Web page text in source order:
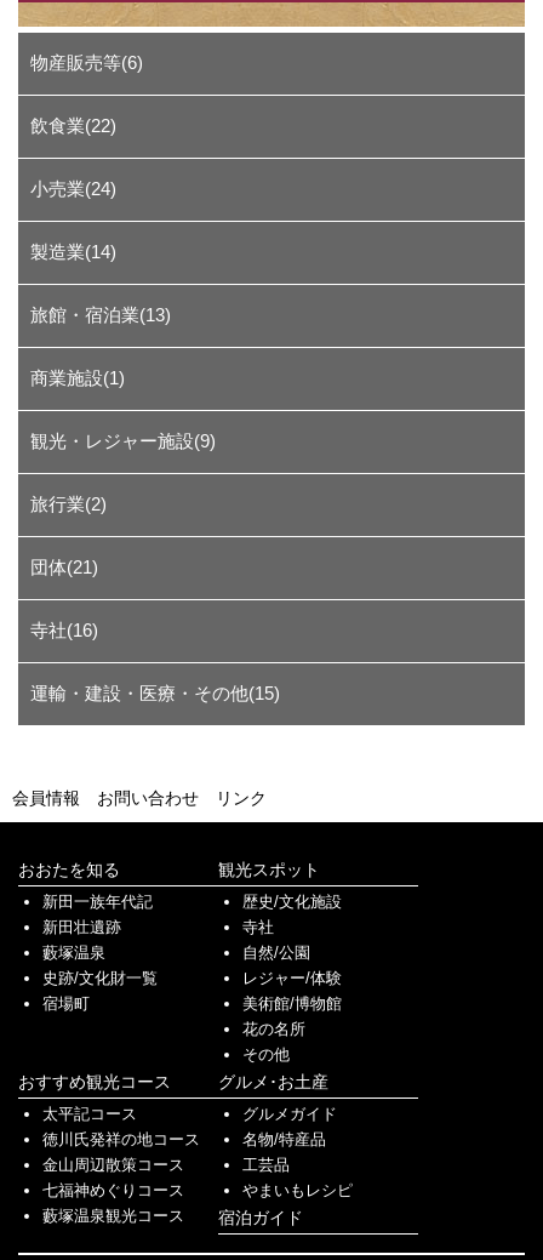
物産販売等(6)
飲食業(22)
小売業(24)
製造業(14)
旅館・宿泊業(13)
商業施設(1)
観光・レジャー施設(9)
旅行業(2)
団体(21)
寺社(16)
運輸・建設・医療・その他(15)
会員情報 お問い合わせ リンク
おおたを知る
新田一族年代記
新田壮遺跡
藪塚温泉
史跡/文化財一覧
宿場町
観光スポット
歴史/文化施設
寺社
自然/公園
レジャー/体験
美術館/博物館
花の名所
その他
おすすめ観光コース
太平記コース
徳川氏発祥の地コース
金山周辺散策コース
七福神めぐりコース
藪塚温泉観光コース
グルメ･お土産
グルメガイド
名物/特産品
工芸品
やまいもレシピ
宿泊ガイド